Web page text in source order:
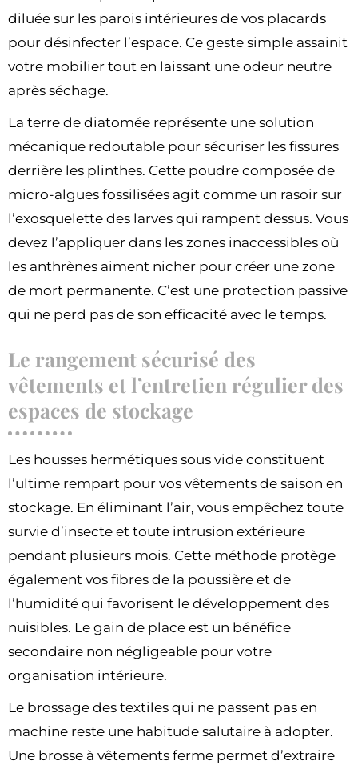
diluée sur les parois intérieures de vos placards
pour désinfecter l’espace. Ce geste simple assainit
votre mobilier tout en laissant une odeur neutre
après séchage.
La terre de diatomée représente une solution
mécanique redoutable pour sécuriser les fissures
derrière les plinthes. Cette poudre composée de
micro-algues fossilisées agit comme un rasoir sur
l’exosquelette des larves qui rampent dessus. Vous
devez l’appliquer dans les zones inaccessibles où
les anthrènes aiment nicher pour créer une zone
de mort permanente. C’est une protection passive
qui ne perd pas de son efficacité avec le temps.
Le rangement sécurisé des
vêtements et l’entretien régulier des
espaces de stockage
Les housses hermétiques sous vide constituent
l’ultime rempart pour vos vêtements de saison en
stockage. En éliminant l’air, vous empêchez toute
survie d’insecte et toute intrusion extérieure
pendant plusieurs mois. Cette méthode protège
également vos fibres de la poussière et de
l’humidité qui favorisent le développement des
nuisibles. Le gain de place est un bénéfice
secondaire non négligeable pour votre
organisation intérieure.
Le brossage des textiles qui ne passent pas en
machine reste une habitude salutaire à adopter.
Une brosse à vêtements ferme permet d’extraire